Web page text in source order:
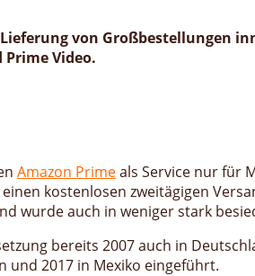
von Großbestellungen
Video.
Amazon Primeals Service nur für
kostenlosen zweitägigen
wurde auch in weniger stark
bereits 2007 auch in
und 2017 in Mexiko eingeführt.